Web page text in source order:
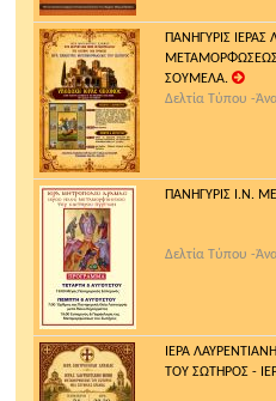
ΠΑΝΗΓΥΡΙΣ
ΣΟΥΜΕΛΑ.
Δελτία Τύπου -
ΠΑΝΗΓΥΡΙΣ Ι.Ν.
Δελτία Τύπου -
ΙΕΡΑ
ΤΟΥ ΣΩΤΗΡΟΣ -